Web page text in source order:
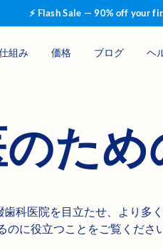
⚡ Flash Sale — 90% off your
組み 価格 ブログ ヘ
ため
科医院を目立たせ、より多
に役立つことをご覧ください